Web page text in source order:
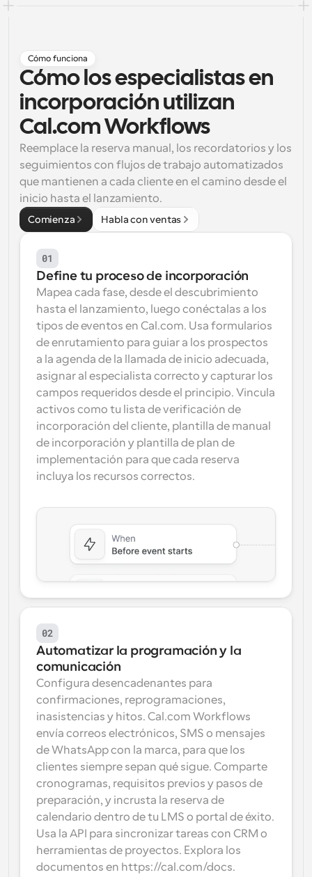
Programación potenciadda con llamadas
impulsadas por IA
Blog
Mantente al día con las últimas noticias y
Reuniones Instantáneas
Reúnete con clientes en minutos
Enlaces de Grupo Dinámico
Reserva reuniones de forma fluida con varias personas
Webhooks
Cómo funciona
Cómo los especialistas en
incorporación utilizan
Cal.com Workflows
Reemplace la reserva manual, los recordatorios y los
seguimientos con flujos de trabajo automatizados
que mantienen a cada cliente en el camino desde el
inicio hasta el lanzamiento.
Comienza Habla con ventas
01
Define tu proceso de incorporación
Mapea cada fase, desde el descubrimiento
hasta el lanzamiento, luego conéctalas a los
tipos de eventos en Cal.com. Usa formularios
de enrutamiento para guiar a los prospectos
a la agenda de la llamada de inicio adecuada,
asignar al especialista correcto y capturar los
campos requeridos desde el principio. Vincula
activos como tu lista de verificación de
incorporación del cliente, plantilla de manual
de incorporación y plantilla de plan de
implementación para que cada reserva
incluya los recursos correctos.
02
Automatizar la programación y la
comunicación
Configura desencadenantes para
confirmaciones, reprogramaciones,
inasistencias y hitos. Cal.com Workflows
envía correos electrónicos, SMS o mensajes
de WhatsApp con la marca, para que los
clientes siempre sepan qué sigue. Comparte
cronogramas, requisitos previos y pasos de
preparación, y incrusta la reserva de
calendario dentro de tu LMS o portal de éxito.
Usa la API para sincronizar tareas con CRM o
herramientas de proyectos. Explora los
documentos en https://cal.com/docs.